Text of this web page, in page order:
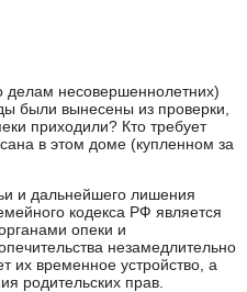
делам несовершеннолетних)
были вынесены из проверки,
приходили? Кто требует
в этом доме (купленном за
и дальнейшего лишения
кодекса РФ является
опеки и
незамедлительно
их временное устройство, а
родительских прав.